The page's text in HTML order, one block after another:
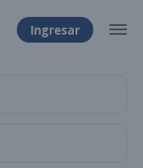
Ingresar